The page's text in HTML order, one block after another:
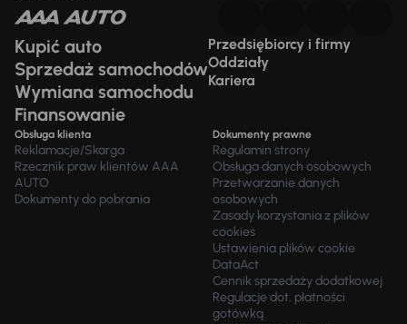
Kupić auto
Sprzedaż samochodów
Wymiana samochodu
Finansowanie
Przedsiębiorcy i firmy
Oddziały
Kariera
Obsługa klienta
Reklamacje/Skarga
Rzecznik praw klientów AAA
AUTO
Dokumenty do pobrania
Dokumenty prawne
Regulamin strony
Obsługa danych osobowych
Przetwarzanie danych
osobowych
Zasady korzystania z plików
cookies
Ustawienia plików cookie
DataAct
Cennik sprzedaży dodatkowej
Regulacje dot. płatności
gotówką